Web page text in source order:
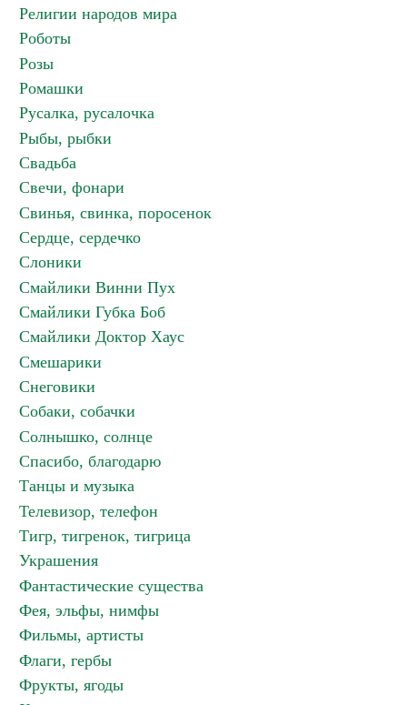
Религии народов мира
Роботы
Розы
Ромашки
Русалка, русалочка
Рыбы, рыбки
Свадьба
Свечи, фонари
Свинья, свинка, поросенок
Сердце, сердечко
Слоники
Смайлики Винни Пух
Смайлики Губка Боб
Смайлики Доктор Хаус
Смешарики
Снеговики
Собаки, собачки
Солнышко, солнце
Спасибо, благодарю
Танцы и музыка
Телевизор, телефон
Тигр, тигренок, тигрица
Украшения
Фантастические существа
Фея, эльфы, нимфы
Фильмы, артисты
Флаги, гербы
Фрукты, ягоды